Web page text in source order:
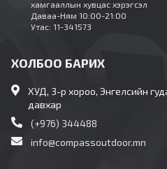
хамгааллын хувцас хэрэгсэл
Даваа-Ням 10:00-21:00
Утас: 11-341573
ХОЛБОО БАРИХ
ХУД, 3-р хороо, Энгелсийн
давхар
(+976) 344488
info@compassoutdoor.mn